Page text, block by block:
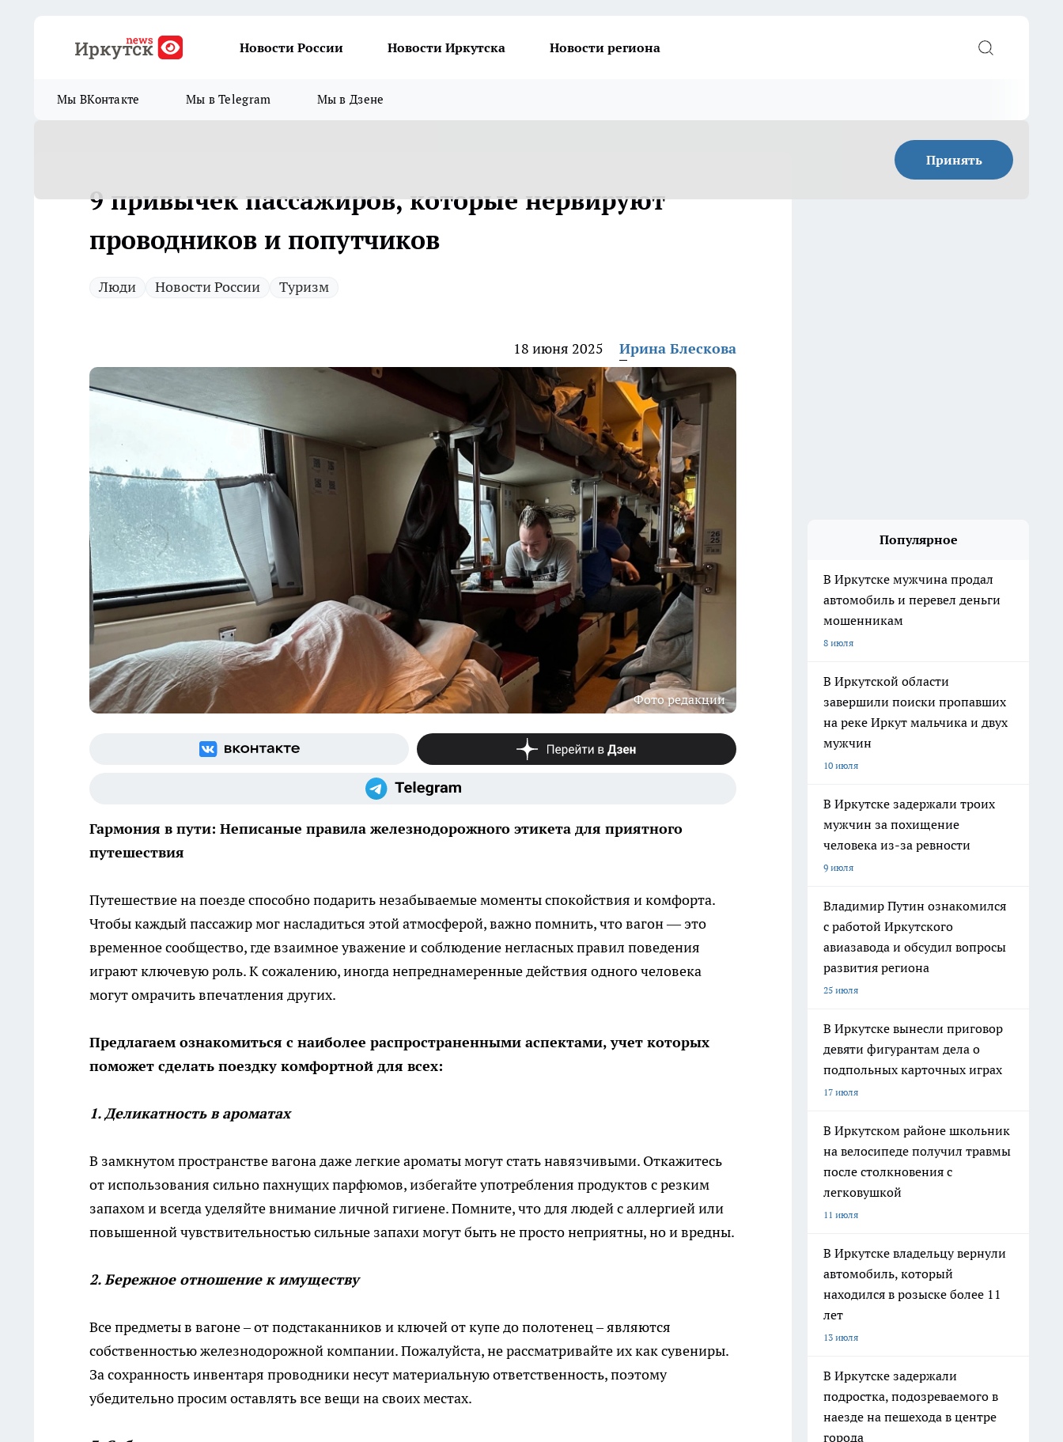
Новости России Новости Иркутска Новости региона
Мы ВКонтакте Мы в Telegram Мы в Дзене
Принять
9 привычек пассажиров, которые нервируют
проводников и попутчиков
Люди Новости России Туризм
18 июня 2025 Ирина Блескова
Фото редакции
Гармония в пути: Неписаные правила железнодорожного этикета для приятного
путешествия
Путешествие на поезде способно подарить незабываемые моменты спокойствия и комфорта.
Чтобы каждый пассажир мог насладиться этой атмосферой, важно помнить, что вагон — это
временное сообщество, где взаимное уважение и соблюдение негласных правил поведения
играют ключевую роль. К сожалению, иногда непреднамеренные действия одного человека
могут омрачить впечатления других.
Предлагаем ознакомиться с наиболее распространенными аспектами, учет которых
поможет сделать поездку комфортной для всех:
1. Деликатность в ароматах
В замкнутом пространстве вагона даже легкие ароматы могут стать навязчивыми. Откажитесь
от использования сильно пахнущих парфюмов, избегайте употребления продуктов с резким
запахом и всегда уделяйте внимание личной гигиене. Помните, что для людей с аллергией или
повышенной чувствительностью сильные запахи могут быть не просто неприятны, но и вредны.
2. Бережное отношение к имуществу
Все предметы в вагоне – от подстаканников и ключей от купе до полотенец – являются
собственностью железнодорожной компании. Пожалуйста, не рассматривайте их как сувениры.
За сохранность инвентаря проводники несут материальную ответственность, поэтому
убедительно просим оставлять все вещи на своих местах.
Популярное
В Иркутске мужчина продал
автомобиль и перевел деньги
мошенникам
8 июля
В Иркутской области
завершили поиски пропавших
на реке Иркут мальчика и двух
мужчин
10 июля
В Иркутске задержали троих
мужчин за похищение
человека из-за ревности
9 июля
Владимир Путин ознакомился
с работой Иркутского
авиазавода и обсудил вопросы
развития региона
25 июля
В Иркутске вынесли приговор
девяти фигурантам дела о
подпольных карточных играх
17 июля
В Иркутском районе школьник
на велосипеде получил травмы
после столкновения с
легковушкой
11 июля
В Иркутске владельцу вернули
автомобиль, который
находился в розыске более 11
лет
13 июля
В Иркутске задержали
подростка, подозреваемого в
наезде на пешехода в центре
города